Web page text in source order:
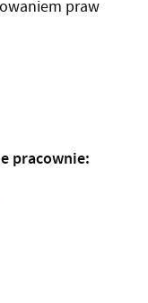
praw
pracownie: